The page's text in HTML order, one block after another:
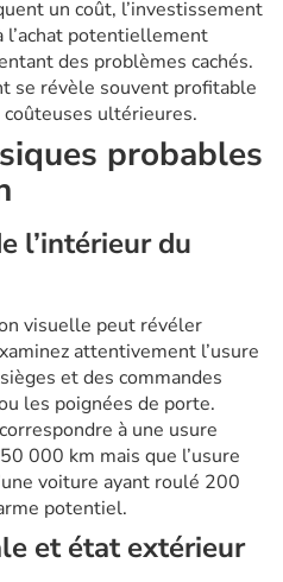
un coût, l’investissement
l’achat potentiellement
des problèmes cachés.
se révèle souvent profitable
ultérieures.
probables
l’intérieur du
visuelle peut révéler
attentivement l’usure
et des commandes
les poignées de porte.
à une usure
000 km mais que l’usure
voiture ayant roulé 200
potentiel.
et état extérieur